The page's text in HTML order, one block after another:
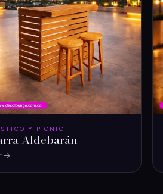
Y PICNIC
Aldebarán